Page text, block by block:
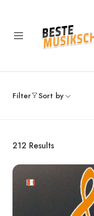
Filter Sort by
212 Results